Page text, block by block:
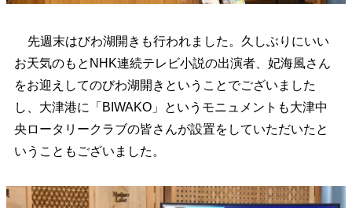
先週末はびわ湖開きも行われました。久しぶりにいい
お天気のもとNHK連続テレビ小説の出演者、妃海風さん
をお迎えしてのびわ湖開きということでございました
し、大津港に「BIWAKO」というモニュメントも大津中
央ロータリークラブの皆さんが設置をしていただいたと
いうこともございました。